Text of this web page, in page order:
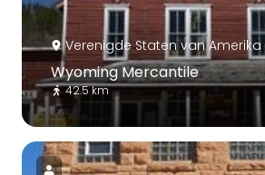
Verenigde Staten van Amerika
Wyoming Mercantile
42.5 km